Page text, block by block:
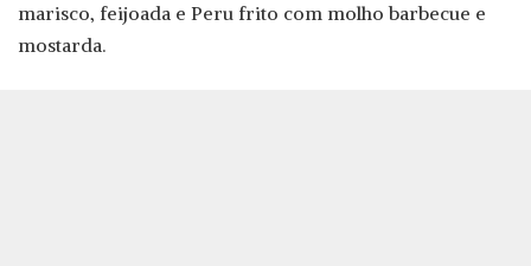
marisco, feijoada e Peru frito com molho barbecue e
mostarda.